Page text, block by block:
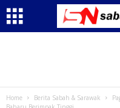
Home Berita Sabah & Sarawak